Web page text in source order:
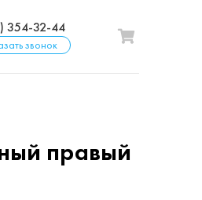
354-32-44
звонок
правый